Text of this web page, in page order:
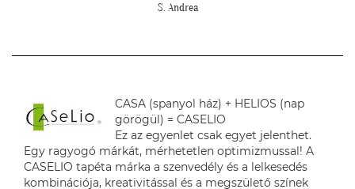
S. Andrea
CASA (spanyol ház) + HELIOS (nap
görögül) = CASELIO
Ez az egyenlet csak egyet jelenthet.
Egy ragyogó márkát, mérhetetlen optimizmussal! A
CASELIO tapéta márka a szenvedély és a lelkesedés
kombinációja, kreativitással és a megszülető színek